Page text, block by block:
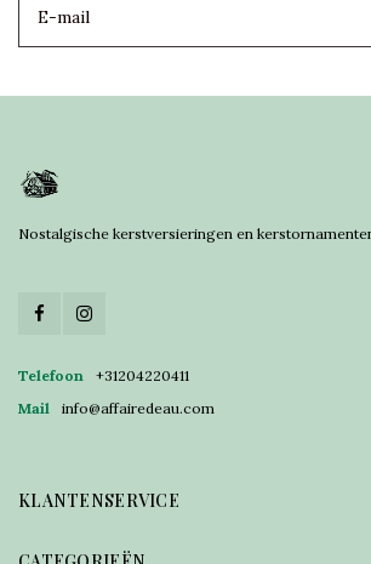
Nostalgische kerstversieringen en
Telefoon
+31204220411
Mail
info@affairedeau.com
KLANTENSERVICE